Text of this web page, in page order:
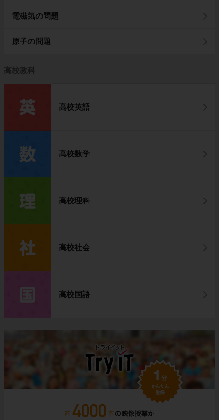
電磁気の問題
原子の問題
高校教科
高校英語
高校数学
高校理科
高校社会
高校国語